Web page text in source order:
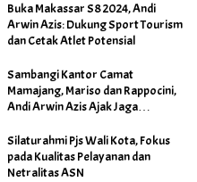
Buka Makassar S8 2024, Andi
Arwin Azis: Dukung Sport Tourism
dan Cetak Atlet Potensial
Sambangi Kantor Camat
Mamajang, Mariso dan Rappocini,
Andi Arwin Azis Ajak Jaga
Program Sabtu Bersih
Silaturahmi Pjs Wali Kota, Fokus
pada Kualitas Pelayanan dan
Netralitas ASN